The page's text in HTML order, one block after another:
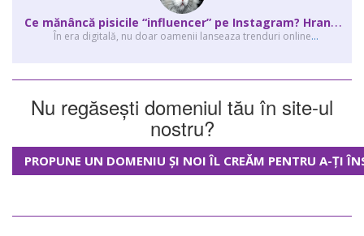
C
e mănâncă pisicile “influencer” pe Instagram? Hrana lor virală
În era digitală, nu doar oamenii lanseaza trenduri online...
Nu regăsești domeniul tău în site-ul
nostru?
PROPUNE UN DOMENIU ȘI NOI ÎL CREĂM PENTRU A-ȚI